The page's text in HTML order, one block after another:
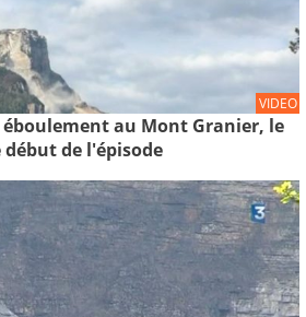
VIDEO
au Mont Granier, le
de l'épisode